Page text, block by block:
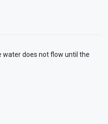
does not flow until the